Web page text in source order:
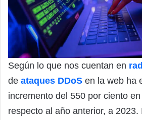
Según lo que nos cuentan en
de ataques DDoS en la web ha
incremento del 550 por ciento
respecto al año anterior, a